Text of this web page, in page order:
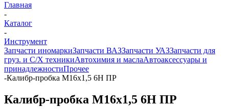
Главная
-
Каталог
-
Инструмент
Запчасти иномаркиЗапчасти ВАЗЗапчасти УАЗЗапчасти для
груз. и С/Х техникиАвтохимия и маслаАвтоаксессуары и
принадлежностиПрочее
-Калибр-пробка М16х1,5 6Н ПР
Калибр-пробка М16х1,5 6Н ПР